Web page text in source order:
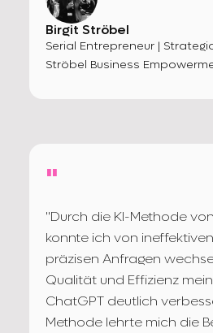
Birgit Ströbel
Serial Entrepreneur |
Ströbel Business
"
"Durch die KI-Methode
konnte ich von
präzisen Anfragen
Qualität und Effizienz
ChatGPT deutlich
Methode lehrte mich die